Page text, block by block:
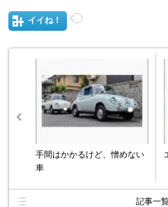
イイね！
手間はかかるけど、憎めない
車
記事一